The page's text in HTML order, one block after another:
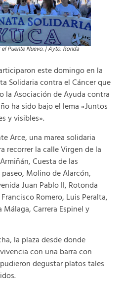
Puente Nuevo. | Ayto. Ronda
este domingo en la
Solidaria contra el Cáncer que
la Asociación de Ayuda contra
ha sido bajo el lema «Juntos
y visibles».
Arce, una marea solidaria
recorrer la calle Virgen de la
Cuesta de las
Molino de Alarcón,
Juan Pablo II, Rotonda
Romero, Luis Peralta,
Carrera Espinel y
la plaza desde donde
con una barra con
degustar platos tales